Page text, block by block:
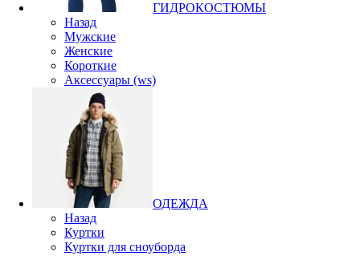
ГИДРОКОСТЮМЫ
Назад
Мужские
Женские
Короткие
Аксессуары (ws)
ОДЕЖДА
Назад
Куртки
Куртки для сноуборда